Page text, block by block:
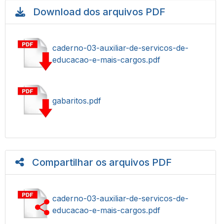
Download dos arquivos PDF
caderno-03-auxiliar-de-servicos-de-
educacao-e-mais-cargos.pdf
gabaritos.pdf
Compartilhar os arquivos PDF
caderno-03-auxiliar-de-servicos-de-
educacao-e-mais-cargos.pdf